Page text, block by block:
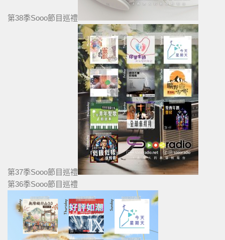
第38季Sooo節目巡禮
第37季Sooo節目巡禮
第36季Sooo節目巡禮